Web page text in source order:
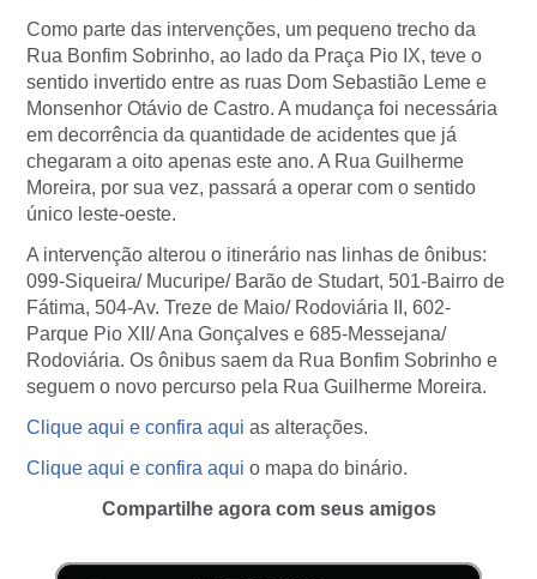
Como parte das intervenções, um pequeno trecho da
Rua Bonfim Sobrinho, ao lado da Praça Pio IX, teve o
sentido invertido entre as ruas Dom Sebastião Leme e
Monsenhor Otávio de Castro. A mudança foi necessária
em decorrência da quantidade de acidentes que já
chegaram a oito apenas este ano. A Rua Guilherme
Moreira, por sua vez, passará a operar com o sentido
único leste-oeste.
A intervenção alterou o itinerário nas linhas de ônibus:
099-Siqueira/ Mucuripe/ Barão de Studart, 501-Bairro de
Fátima, 504-Av. Treze de Maio/ Rodoviária II, 602-
Parque Pio XII/ Ana Gonçalves e 685-Messejana/
Rodoviária. Os ônibus saem da Rua Bonfim Sobrinho e
seguem o novo percurso pela Rua Guilherme Moreira.
Clique aqui e confira aqui as alterações.
Clique aqui e confira aqui o mapa do binário.
Compartilhe agora com seus amigos